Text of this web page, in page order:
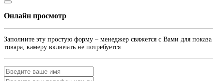
Онлайн просмотр
Заполните эту простую форму – менеджер свяжется с Вами для показа
товара, камеру включать не потребуется